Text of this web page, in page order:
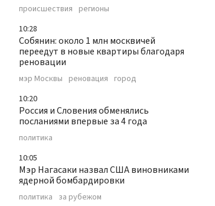
происшествия регионы
10:28
Собянин: около 1 млн москвичей
переедут в новые квартиры благодаря
реновации
мэр Москвы реновация город
10:20
Россия и Словения обменялись
посланиями впервые за 4 года
политика
10:05
Мэр Нагасаки назвал США виновниками
ядерной бомбардировки
политика за рубежом